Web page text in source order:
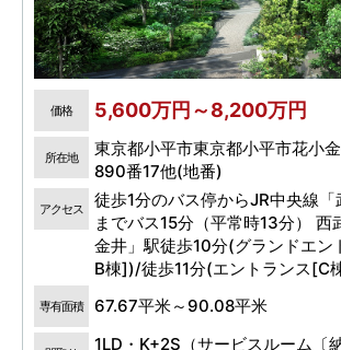
価格 5,600万円～8,200万円
所在地
東京都小平市東京都小平市花小
890番17他(地番)
アクセス
徒歩1分のバス停からJR中央線
までバス15分（平常時13分） 西
金井」駅徒歩10分(グランドエン
B棟])/徒歩11分(エントランス[C
専有面積 67.67平米～90.08平米
1LD・K+2S（サービスルーム〔